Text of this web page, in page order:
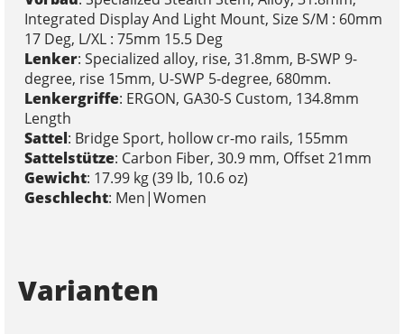
Integrated Display And Light Mount, Size S/M : 60mm
17 Deg, L/XL : 75mm 15.5 Deg
Lenker: Specialized alloy, rise, 31.8mm, B-SWP 9-
degree, rise 15mm, U-SWP 5-degree, 680mm.
Lenkergriffe: ERGON, GA30-S Custom, 134.8mm
Length
Sattel: Bridge Sport, hollow cr-mo rails, 155mm
Sattelstütze: Carbon Fiber, 30.9 mm, Offset 21mm
Gewicht: 17.99 kg (39 lb, 10.6 oz)
Geschlecht: Men|Women
Varianten